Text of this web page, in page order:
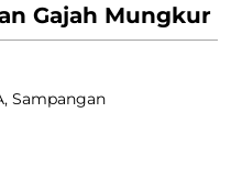
Gajah Mungkur
Sampangan